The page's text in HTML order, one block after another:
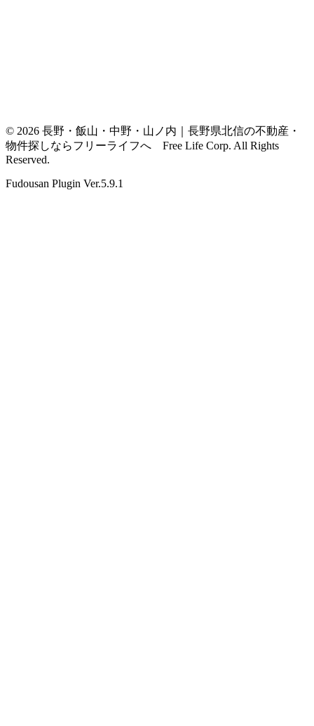
© 2026 長野・飯山・中野・山ノ内｜長野県北信の不動産・
物件探しならフリーライフへ Free Life Corp. All Rights
Reserved.
Fudousan Plugin Ver.5.9.1